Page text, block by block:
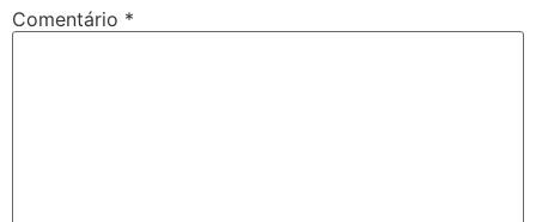
Comentário *